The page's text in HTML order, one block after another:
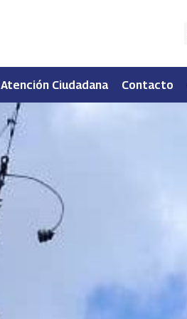
Atención Ciudadana Contacto